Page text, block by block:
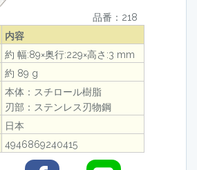
品番：218
内容
約 幅:89×奥行:229×高さ:3 mm
約 89 g
本体：スチロール樹脂
刃部：ステンレス刃物鋼
日本
4946869240415